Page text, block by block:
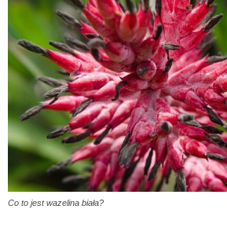
Co to jest wazelina biała?